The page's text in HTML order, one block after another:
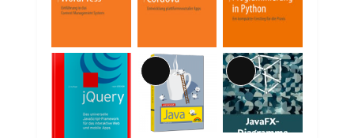
Lange
Beschreibung
Lange
Beschreibung